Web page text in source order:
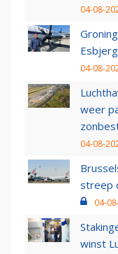
04-08-
04-08-
weer
04-08-
streep
04-
winst